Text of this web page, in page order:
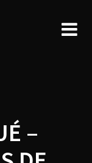
–